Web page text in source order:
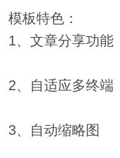
模板特色：
1、文章分享功能
2、自适应多终端
3、自动缩略图